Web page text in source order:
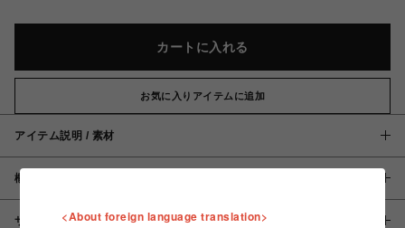
カートに入れる
お気に入りアイテムに追加
アイテム説明 / 素材
概要
サイズ <About foreign language translation>